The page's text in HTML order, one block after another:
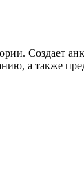
Создает
а также